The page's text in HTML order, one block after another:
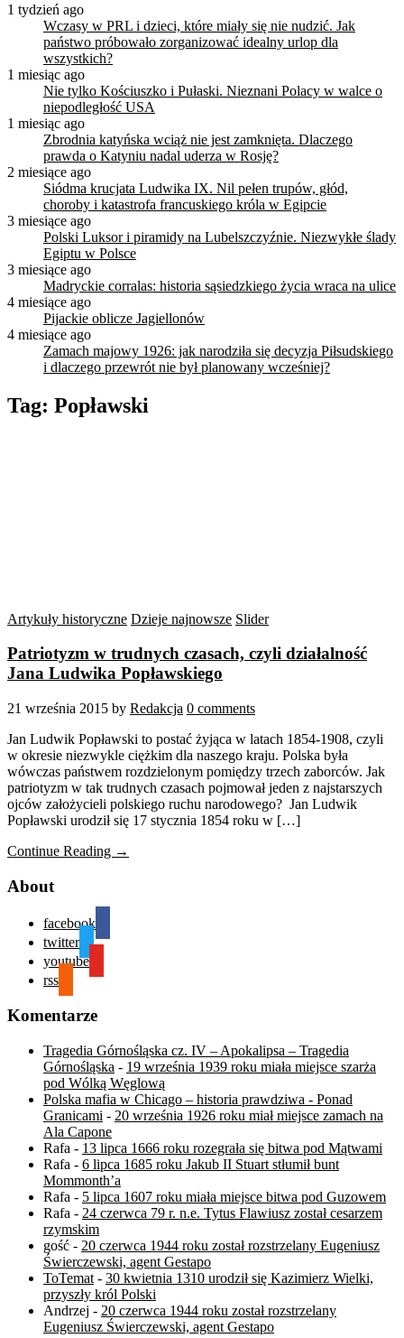
1 tydzień ago
Wczasy w PRL i dzieci, które miały się nie nudzić. Jak
państwo próbowało zorganizować idealny urlop dla
wszystkich?
1 miesiąc ago
Nie tylko Kościuszko i Pułaski. Nieznani Polacy w walce o
niepodległość USA
1 miesiąc ago
Zbrodnia katyńska wciąż nie jest zamknięta. Dlaczego
prawda o Katyniu nadal uderza w Rosję?
2 miesiące ago
Siódma krucjata Ludwika IX. Nil pełen trupów, głód,
choroby i katastrofa francuskiego króla w Egipcie
3 miesiące ago
Polski Luksor i piramidy na Lubelszczyźnie. Niezwykłe ślady
Egiptu w Polsce
3 miesiące ago
Madryckie corralas: historia sąsiedzkiego życia wraca na ulice
4 miesiące ago
Pijackie oblicze Jagiellonów
4 miesiące ago
Zamach majowy 1926: jak narodziła się decyzja Piłsudskiego
i dlaczego przewrót nie był planowany wcześniej?
Tag: Popławski
Artykuły historyczne Dzieje najnowsze Slider
Patriotyzm w trudnych czasach, czyli działalność
Jana Ludwika Popławskiego
21 września 2015 by Redakcja 0 comments
Jan Ludwik Popławski to postać żyjąca w latach 1854-1908, czyli
w okresie niezwykle ciężkim dla naszego kraju. Polska była
wówczas państwem rozdzielonym pomiędzy trzech zaborców. Jak
patriotyzm w tak trudnych czasach pojmował jeden z najstarszych
ojców założycieli polskiego ruchu narodowego? Jan Ludwik
Popławski urodził się 17 stycznia 1854 roku w […]
Continue Reading →
About
facebook
twitter
youtube
rss
Komentarze
Tragedia Górnośląska cz. IV – Apokalipsa – Tragedia
Górnośląska - 19 września 1939 roku miała miejsce szarża
pod Wólką Węglową
Polska mafia w Chicago – historia prawdziwa - Ponad
Granicami - 20 września 1926 roku miał miejsce zamach na
Ala Capone
Rafa - 13 lipca 1666 roku rozegrała się bitwa pod Mątwami
Rafa - 6 lipca 1685 roku Jakub II Stuart stłumił bunt
Mommonth’a
Rafa - 5 lipca 1607 roku miała miejsce bitwa pod Guzowem
Rafa - 24 czerwca 79 r. n.e. Tytus Flawiusz został cesarzem
rzymskim
gość - 20 czerwca 1944 roku został rozstrzelany Eugeniusz
Świerczewski, agent Gestapo
ToTemat - 30 kwietnia 1310 urodził się Kazimierz Wielki,
przyszły król Polski
Andrzej - 20 czerwca 1944 roku został rozstrzelany
Eugeniusz Świerczewski, agent Gestapo